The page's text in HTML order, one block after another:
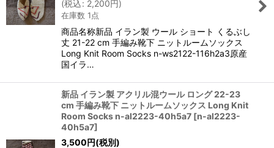
(税込: 2,200円)
在庫数 1点
商品名称新品 イラン製 ウール ショート くるぶし
丈 21-22 cm 手編み靴下 ニットルームソックス
Long Knit Room Socks n-ws2122-116h2a3原産
国イラ…
新品 イラン製 アクリル混ウール ロング 22-23
cm 手編み靴下 ニットルームソックス Long Knit
Room Socks n-al2223-40h5a7 [n-al2223-
40h5a7]
3,500円(税別)